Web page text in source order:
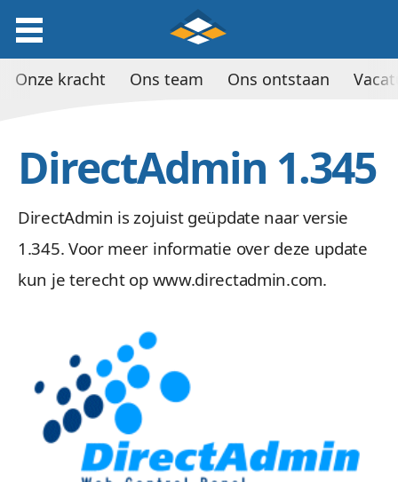
DirectAdmin 1.345
DirectAdmin is zojuist geüpdate naar versie
1.345. Voor meer informatie over deze update
kun je terecht op www.directadmin.com.
Onze kracht Ons team Ons ontstaan